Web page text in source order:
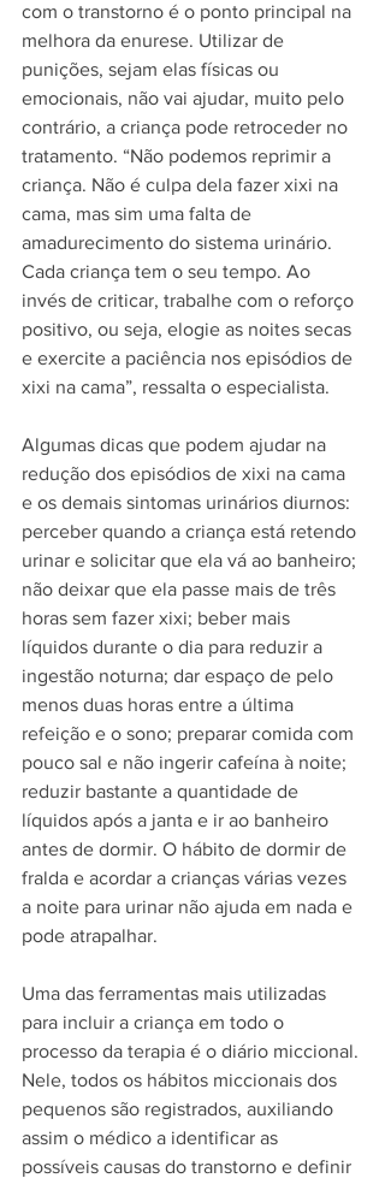
com o transtorno é o ponto principal na
melhora da enurese. Utilizar de
punições, sejam elas físicas ou
emocionais, não vai ajudar, muito pelo
contrário, a criança pode retroceder no
tratamento. “Não podemos reprimir a
criança. Não é culpa dela fazer xixi na
cama, mas sim uma falta de
amadurecimento do sistema urinário.
Cada criança tem o seu tempo. Ao
invés de criticar, trabalhe com o reforço
positivo, ou seja, elogie as noites secas
e exercite a paciência nos episódios de
xixi na cama”, ressalta o especialista.
Algumas dicas que podem ajudar na
redução dos episódios de xixi na cama
e os demais sintomas urinários diurnos:
perceber quando a criança está retendo
urinar e solicitar que ela vá ao banheiro;
não deixar que ela passe mais de três
horas sem fazer xixi; beber mais
líquidos durante o dia para reduzir a
ingestão noturna; dar espaço de pelo
menos duas horas entre a última
refeição e o sono; preparar comida com
pouco sal e não ingerir cafeína à noite;
reduzir bastante a quantidade de
líquidos após a janta e ir ao banheiro
antes de dormir. O hábito de dormir de
fralda e acordar a crianças várias vezes
a noite para urinar não ajuda em nada e
pode atrapalhar.
Uma das ferramentas mais utilizadas
para incluir a criança em todo o
processo da terapia é o diário miccional.
Nele, todos os hábitos miccionais dos
pequenos são registrados, auxiliando
assim o médico a identificar as
possíveis causas do transtorno e definir